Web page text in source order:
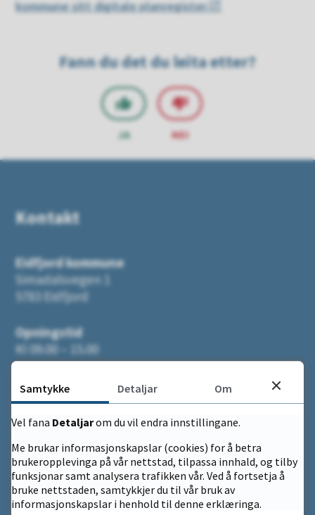
kommune sitt digitale planregister.
Fann du det du leita etter?
JA NEI
Kontakt
Eidfjord kommune
Simadalsvegen 1
5783 Eidfjord
Opningstid
Kl 09.00 – 15.00
EHF referanse: 944227121
Kommunenummer: 4619
Fakturainformasjon
Samtykke Detaljar Om
Vel fana Detaljarom du vil endra innstillingane.
Me brukar informasjonskapslar (cookies) for å betra
brukeropplevinga på vår nettstad, tilpassa innhald, og tilby
funksjonar samt analysera trafikken vår. Ved å fortsetja å
bruke nettstaden, samtykkjer du til vår bruk av
informasjonskapslar i henhold til denne erklæringa.